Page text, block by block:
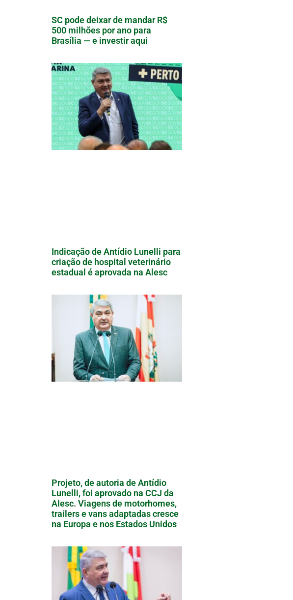
SC pode deixar de mandar R$
500 milhões por ano para
Brasília — e investir aqui
Indicação de Antídio Lunelli para
criação de hospital veterinário
estadual é aprovada na Alesc
Projeto, de autoria de Antídio
Lunelli, foi aprovado na CCJ da
Alesc. Viagens de motorhomes,
trailers e vans adaptadas cresce
na Europa e nos Estados Unidos